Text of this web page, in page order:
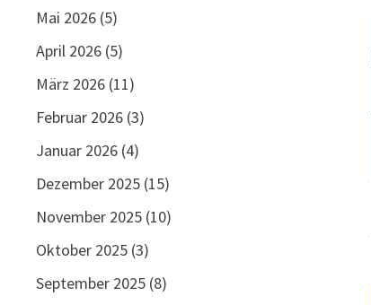
Mai 2026 (5)
April 2026 (5)
März 2026 (11)
Februar 2026 (3)
Januar 2026 (4)
Dezember 2025 (15)
November 2025 (10)
Oktober 2025 (3)
September 2025 (8)